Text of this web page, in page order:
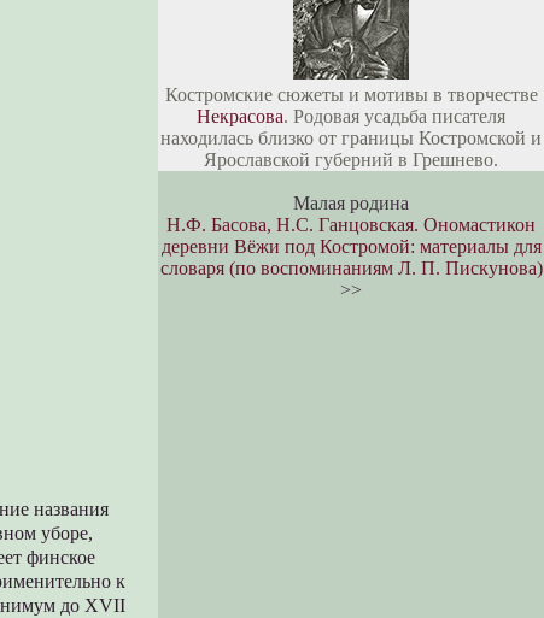
названия
уборе,
финское
к
до XVII
Костромские сюжеты и мотивы в творчестве
Некрасова. Родовая усадьба писателя
находилась близко от границы Костромской и
Ярославской губерний в Грешнево.
Малая родина
Н.Ф. Басова, Н.С. Ганцовская. Ономастикон
деревни Вёжи под Костромой: материалы для
словаря (по воспоминаниям Л. П. Пискунова)
>>